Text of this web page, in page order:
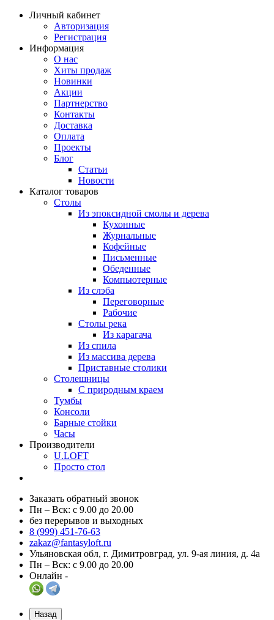
Личный кабинет
Авторизация
Регистрация
Информация
О нас
Хиты продаж
Новинки
Акции
Партнерство
Контакты
Доставка
Оплата
Проекты
Блог
Статьи
Новости
Каталог товаров
Столы
Из эпоксидной смолы и дерева
Кухонные
Журнальные
Кофейные
Письменные
Обеденные
Компьютерные
Из слэба
Переговорные
Рабочие
Столы река
Из карагача
Из спила
Из массива дерева
Приставные столики
Столешницы
С природным краем
Тумбы
Консоли
Барные стойки
Часы
Производители
U.LOFT
Просто стол
Заказать обратный звонок
Пн – Вск: с 9.00 до 20.00
без перерывов и выходных
8 (999) 451-76-63
zakaz@fantasyloft.ru
Ульяновская обл, г. Димитровград, ул. 9-ая линия, д. 4а
Пн – Вск: с 9.00 до 20.00
Онлайн -
Назад